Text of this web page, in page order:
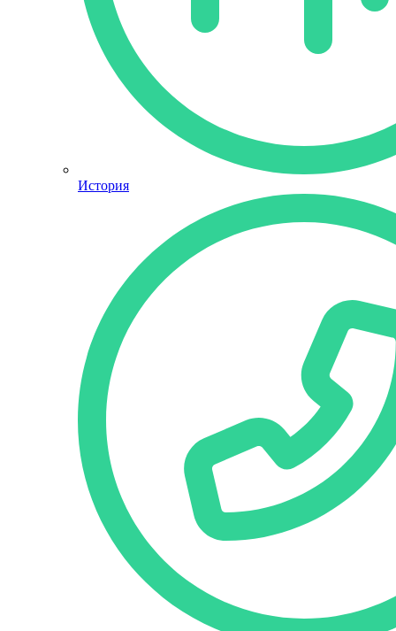
История